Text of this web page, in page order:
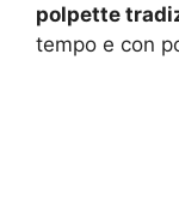
polpette
tempo e con